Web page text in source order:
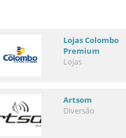
Lojas Colombo
Premium
Lojas
Artsom
Diversão